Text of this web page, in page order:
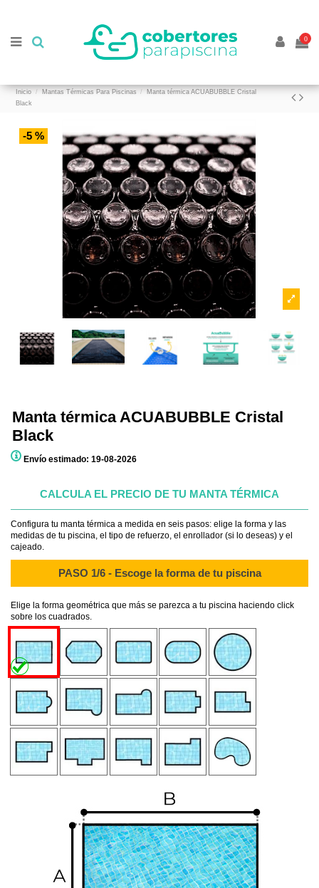
0
Inicio Mantas Térmicas Para Piscinas
Manta térmica ACUABUBBLE Cristal
Black
-5 %
Manta térmica ACUABUBBLE Cristal
Black
Envío estimado: 19-08-2026
CALCULA EL PRECIO DE TU MANTA TÉRMICA
Configura tu manta térmica a medida en seis pasos: elige la forma y las
medidas de tu piscina, el tipo de refuerzo, el enrollador (si lo deseas) y el
cajeado.
PASO 1/6 - Escoge la forma de tu piscina
Elige la forma geométrica que más se parezca a tu piscina haciendo click
sobre los cuadrados.